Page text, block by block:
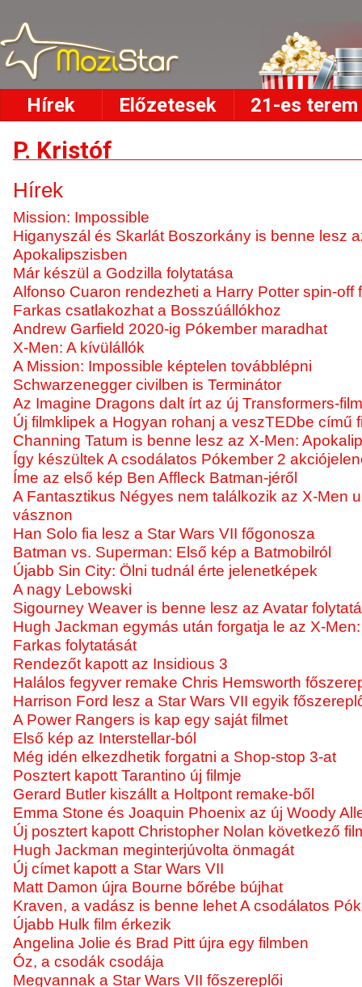
Hírek Előzetesek 21-es terem
P. Kristóf
Hírek
Mission: Impossible
Higanyszál és Skarlát Boszorkány is benne lesz
Apokalipszisben
Már készül a Godzilla folytatása
Alfonso Cuaron rendezheti a Harry Potter spin-off
Farkas csatlakozhat a Bosszúállókhoz
Andrew Garfield 2020-ig Pókember maradhat
X-Men: A kívülállók
A Mission: Impossible képtelen továbblépni
Schwarzenegger civilben is Terminátor
Az Imagine Dragons dalt írt az új Transformers-
Új filmklipek a Hogyan rohanj a veszTEDbe című
Channing Tatum is benne lesz az X-Men:
Így készültek A csodálatos Pókember 2
Íme az első kép Ben Affleck Batman-jéről
A Fantasztikus Négyes nem találkozik az X-Men
vásznon
Han Solo fia lesz a Star Wars VII főgonosza
Batman vs. Superman: Első kép a Batmobilról
Újabb Sin City: Ölni tudnál érte jelenetképek
A nagy Lebowski
Sigourney Weaver is benne lesz az Avatar
Hugh Jackman egymás után forgatja le az X-
Farkas folytatását
Rendezőt kapott az Insidious 3
Halálos fegyver remake Chris Hemsworth
Harrison Ford lesz a Star Wars VII egyik
A Power Rangers is kap egy saját filmet
Első kép az Interstellar-ból
Még idén elkezdhetik forgatni a Shop-stop 3-at
Posztert kapott Tarantino új filmje
Gerard Butler kiszállt a Holtpont remake-ből
Emma Stone és Joaquin Phoenix az új Woody
Új posztert kapott Christopher Nolan következő
Hugh Jackman meginterjúvolta önmagát
Új címet kapott a Star Wars VII
Matt Damon újra Bourne bőrébe bújhat
Kraven, a vadász is benne lehet A csodálatos
Újabb Hulk film érkezik
Angelina Jolie és Brad Pitt újra egy filmben
Óz, a csodák csodája
Megvannak a Star Wars VII főszereplői